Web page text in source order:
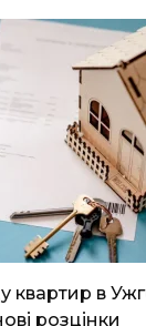
квартир в
розцінки